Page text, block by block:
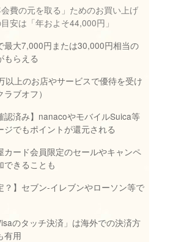
会費の元を取る」ためのお買い上げ
安は「年およそ44,000円」
最大7,000円または30,000円相当の
もらえる
以上のお店やサービスで優待を受け
ブオフ）
認済み】nanacoやモバイルSuica等
ジでもポイントが還元される
カード会員限定のセールやキャンペ
できることも
？】セブン-イレブンやローソン等で
のタッチ決済」は海外での決済方
有用